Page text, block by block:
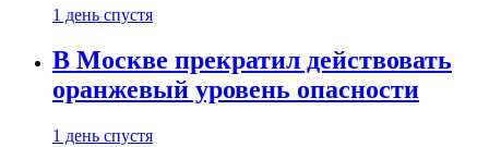
1 день спустя
В Москве прекратил действовать
оранжевый уровень опасности
1 день спустя